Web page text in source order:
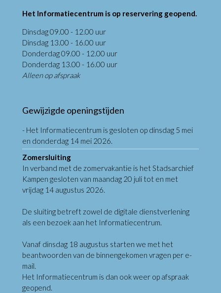
Het Informatiecentrum is op reservering geopend.
Dinsdag 09.00 - 12.00 uur
Dinsdag 13.00 - 16.00 uur
Donderdag 09.00 - 12.00 uur
Donderdag 13.00 - 16.00 uur
Alleen op afspraak
Gewijzigde openingstijden
- Het Informatiecentrum is gesloten op dinsdag 5 mei
en donderdag 14 mei 2026.
Zomersluiting
In verband met de zomervakantie is het Stadsarchief
Kampen gesloten van maandag 20 juli tot en met
vrijdag 14 augustus 2026.
De sluiting betreft zowel de digitale dienstverlening
als een bezoek aan het Informatiecentrum.
Vanaf dinsdag 18 augustus starten we met het
beantwoorden van de binnengekomen vragen per e-
mail.
Het Informatiecentrum is dan ook weer op afspraak
geopend.